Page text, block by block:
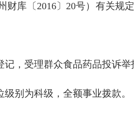
库〔2016〕20号）有关规
，受理群众食品药品投诉举
别为科级，全额事业拨款。